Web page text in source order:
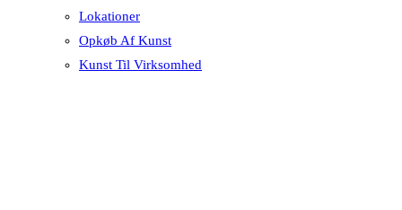
Lokationer
Opkøb Af Kunst
Kunst Til Virksomhed